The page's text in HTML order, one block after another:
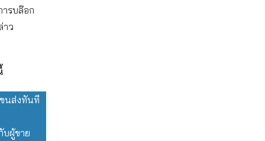
ารบล๊อก
าว
นส่งทันที
บผู้ขาย